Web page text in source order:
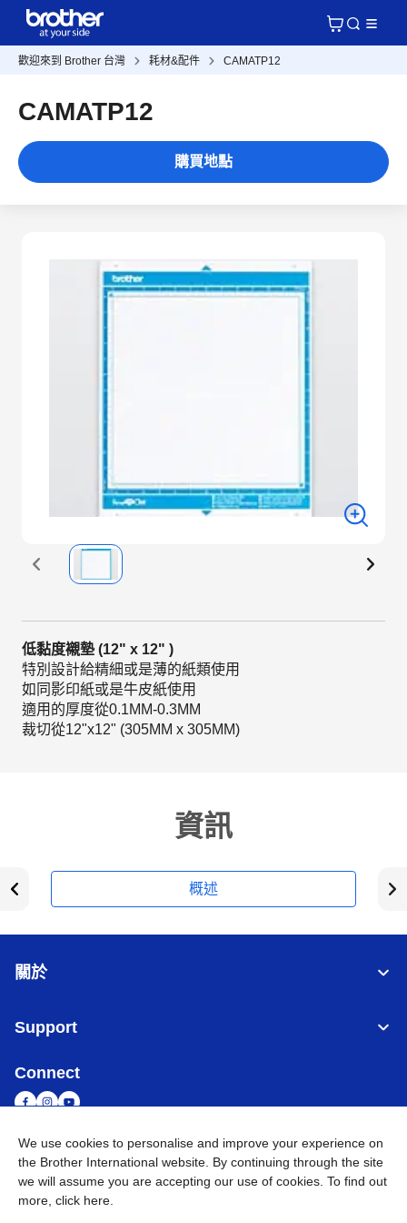
歡迎來到 Brother 台灣 耗材&配件 CAMATP12
CAMATP12
購買地點
低黏度襯墊 (12" x 12" )
特別設計給精細或是薄的紙類使用
如同影印紙或是牛皮紙使用
適用的厚度從0.1MM-0.3MM
裁切從12"x12" (305MM x 305MM)
資訊
概述
關於
Support
Connect
台灣 全球網路
隱私政策 條款與條件
We use cookies to personalise and improve your experience on
the Brother International website. By continuing through the site
we will assume you are accepting our use of cookies. To find out
more, click here